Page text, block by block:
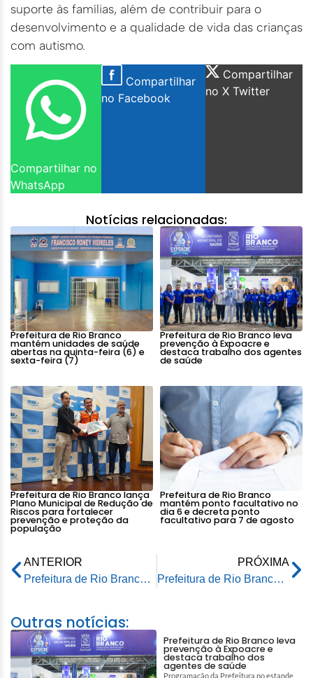
suporte às famílias, além de contribuir para o
desenvolvimento e a qualidade de vida das crianças
com autismo.
Compartilhar no
WhatsApp
Compartilhar
no Facebook
Compartilhar
no X Twitter
Notícias relacionadas:
Prefeitura de Rio Branco
mantém unidades de saúde
abertas na quinta-feira (6) e
sexta-feira (7)
Prefeitura de Rio Branco leva
prevenção à Expoacre e
destaca trabalho dos agentes
de saúde
Prefeitura de Rio Branco lança
Plano Municipal de Redução de
Riscos para fortalecer
prevenção e proteção da
população
Prefeitura de Rio Branco
mantém ponto facultativo no
dia 6 e decreta ponto
facultativo para 7 de agosto
ANTERIOR
Prefeitura de Rio Branco inaugura Indústria de Leite de Soja e Complexo Agroindustrial da Agricultura Familiar
PRÓXIMA
Prefeitura de Rio Branco e Polícia Federal assinam primeiro acordo de cooperação do Brasil
Outras notícias:
Prefeitura de Rio Branco leva
prevenção à Expoacre e
destaca trabalho dos
agentes de saúde
Programação da Prefeitura no estande